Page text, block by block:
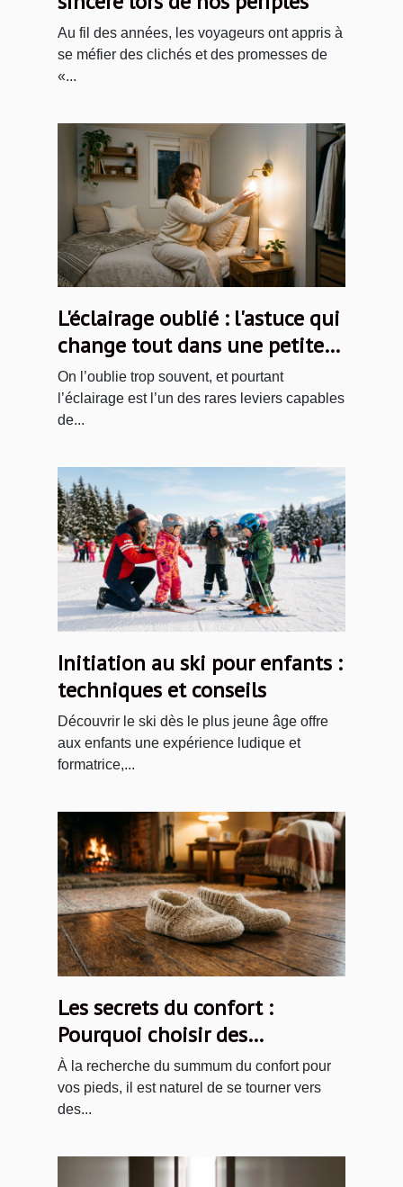
Au fil des années, les voyageurs ont appris à
se méfier des clichés et des promesses de
«...
L'éclairage oublié : l'astuce qui
change tout dans une petite
chambre
On l’oublie trop souvent, et pourtant
l’éclairage est l’un des rares leviers capables
de...
Initiation au ski pour enfants :
techniques et conseils
Découvrir le ski dès le plus jeune âge offre
aux enfants une expérience ludique et
formatrice,...
Les secrets du confort :
Pourquoi choisir des
chaussons en laine ?
À la recherche du summum du confort pour
vos pieds, il est naturel de se tourner vers
des...